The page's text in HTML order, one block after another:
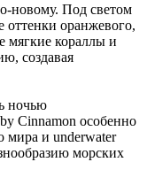
новому. Под светом
оттенки оранжевого,
мягкие кораллы и
создавая
ночью
Cinnamon особенно
мира и underwater
морских